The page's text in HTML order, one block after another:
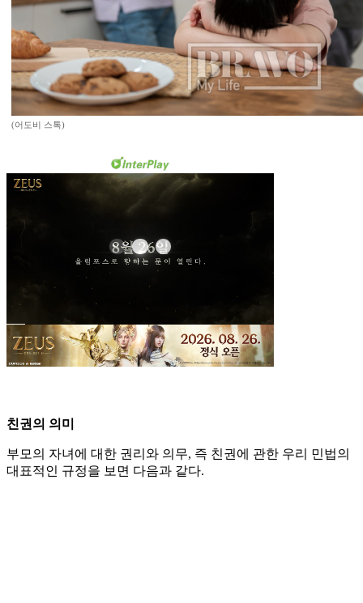
(어도비 스톡)
친권의 의미
부모의 자녀에 대한 권리와 의무, 즉 친권에 관한 우리 민법의
대표적인 규정을 보면 다음과 같다.